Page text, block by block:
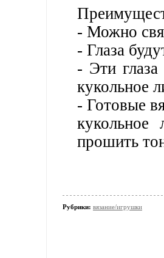
- Можно
- Глаза
- Эти глаза
кукольное
- Готовые
прошить
Рубрики: вязание/игрушки